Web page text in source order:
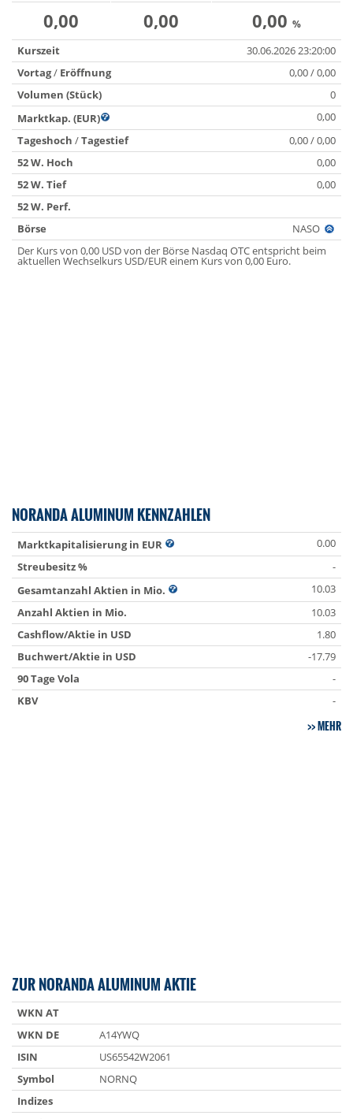
0,00 0,00 0,00 %
Kurszeit
30.06.2026 23:20:00
Vortag/ Eröffnung
0,00 / 0,00
Volumen (Stück)
0
Marktkap. (EUR)
0,00
Tageshoch /Tagestief
0,00 / 0,00
52 W. Hoch
0,00
52 W. Tief
0,00
52 W. Perf.
Börse
NASO
Der Kurs von 0,00 USD von der Börse Nasdaq OTC entspricht beim
aktuellen Wechselkurs USD/EUR einem Kurs von 0,00 Euro.
NORANDA ALUMINUM KENNZAHLEN
Marktkapitalisierung in EUR
0.00
Streubesitz %
-
Gesamtanzahl Aktien in Mio.
10.03
Anzahl Aktien in Mio.
10.03
Cashflow/Aktie in USD
1.80
Buchwert/Aktie in USD
-17.79
90 Tage Vola
-
KBV
-
MEHR
ZUR NORANDA ALUMINUM AKTIE
WKN AT
WKN DE
A14YWQ
ISIN
US65542W2061
Symbol
NORNQ
Indizes